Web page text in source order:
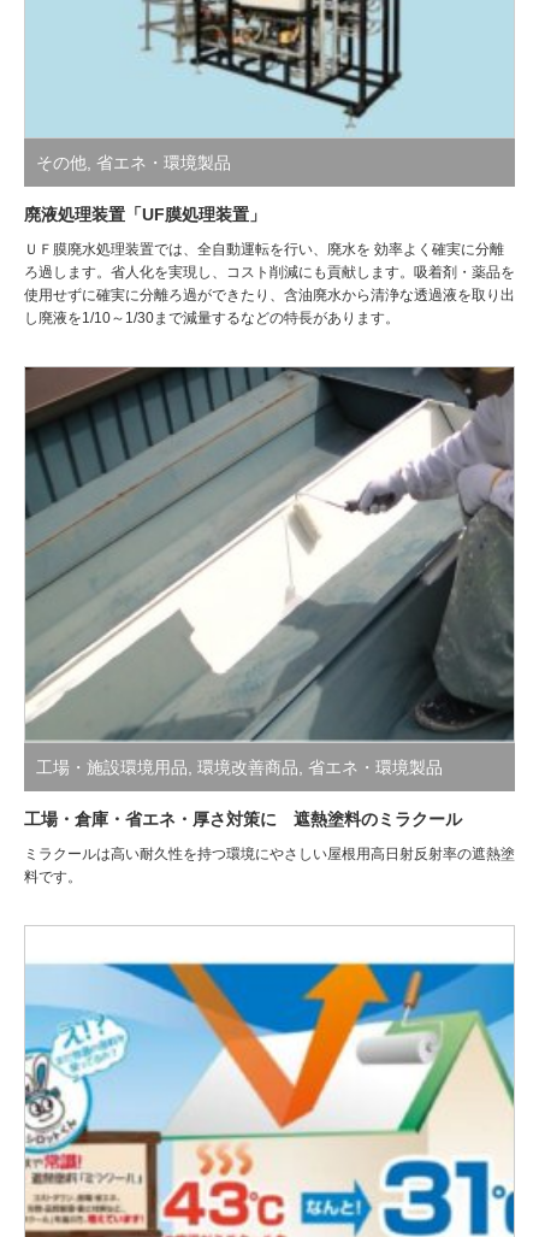
その他, 省エネ・環境製品
廃液処理装置「UF膜処理装置」
ＵＦ膜廃水処理装置では、全自動運転を行い、廃水を 効率よく確実に分離
ろ過します。省人化を実現し、コスト削減にも貢献します。吸着剤・薬品を
使用せずに確実に分離ろ過ができたり、含油廃水から清浄な透過液を取り出
し廃液を1/10～1/30まで減量するなどの特長があります。
工場・施設環境用品, 環境改善商品, 省エネ・環境製品
工場・倉庫・省エネ・厚さ対策に 遮熱塗料のミラクール
ミラクールは高い耐久性を持つ環境にやさしい屋根用高日射反射率の遮熱塗
料です。